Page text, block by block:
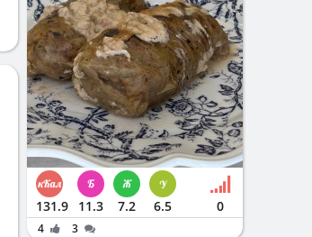
131.9 11.3 7.2 6.5 0
4
3